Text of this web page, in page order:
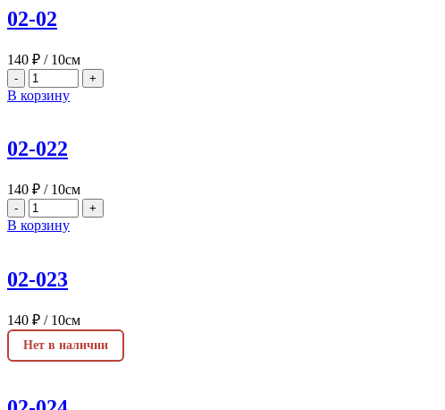
02-02
140 ₽ / 10см
- +
В корзину
02-022
140 ₽ / 10см
- +
В корзину
02-023
140 ₽ / 10см
Нет в наличии